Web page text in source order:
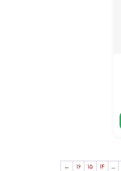
…
14
15
16
←